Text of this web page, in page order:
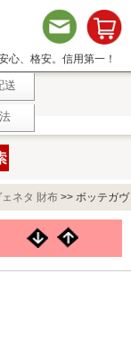
心、格安。信用第一！
送
ネタ 財布 >> ボッテガヴ
v0aq1 8803